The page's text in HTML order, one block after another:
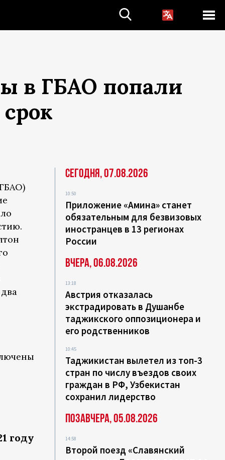
в ГБАО попали
году
Сегодня, 07.08.2026
10:50
Приложение «Амина» станет
обязательным для безвизовых
иностранцев в 13 регионах
России
Вчера, 06.08.2026
13:18
Австрия отказалась
экстрадировать в Душанбе
таджикского оппозиционера и
его родственников
10:45
Таджикистан вылетел из топ-3
стран по числу въездов своих
граждан в РФ, Узбекистан
сохранил лидерство
Позавчера, 05.08.2026
14:58
Второй поезд «Славянский